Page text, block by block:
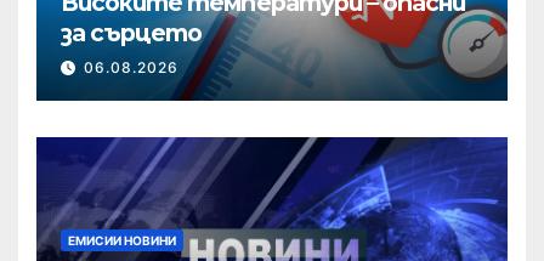
за сърцето
06.08.2026
ЕМИСИИ НОВИНИ